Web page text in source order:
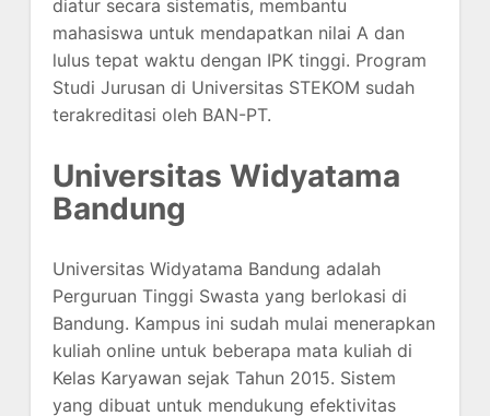
diatur secara sistematis, membantu
mahasiswa untuk mendapatkan nilai A dan
lulus tepat waktu dengan IPK tinggi. Program
Studi Jurusan di Universitas STEKOM sudah
terakreditasi oleh BAN-PT.
Universitas Widyatama
Bandung
Universitas Widyatama Bandung adalah
Perguruan Tinggi Swasta yang berlokasi di
Bandung. Kampus ini sudah mulai menerapkan
kuliah online untuk beberapa mata kuliah di
Kelas Karyawan sejak Tahun 2015. Sistem
yang dibuat untuk mendukung efektivitas